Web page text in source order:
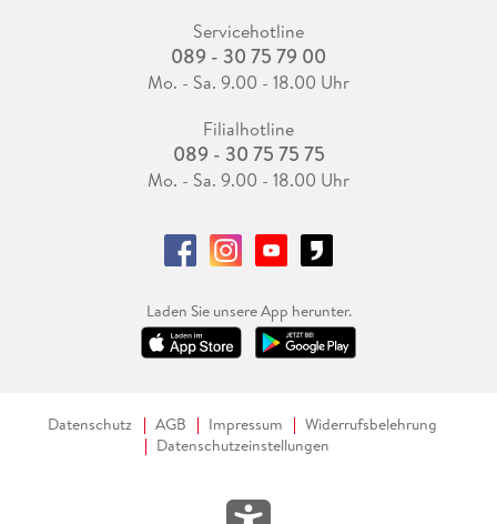
Servicehotline
089 - 30 75 79 00
Mo. - Sa. 9.00 - 18.00 Uhr
Filialhotline
089 - 30 75 75 75
Mo. - Sa. 9.00 - 18.00 Uhr
Laden Sie unsere App herunter.
Datenschutz AGB Impressum
Widerrufsbelehrung
Datenschutzeinstellungen